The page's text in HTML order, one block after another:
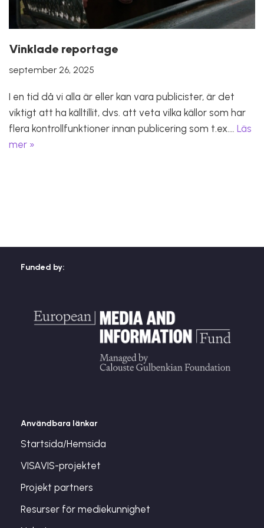
Vinklade reportage
september 26, 2025
I en tid då vi alla är eller kan vara publicister, är det
viktigt att ha källtillit, dvs. att veta vilka källor som har
flera kontrollfunktioner innan publicering som t.ex.… Läs
mer »
Funded by:
Användbara länkar
Startsida/Hemsida
VISAVIS-projektet
Projekt partners
Resurser för mediekunnighet